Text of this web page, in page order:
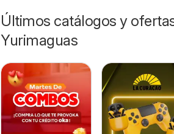
Últimos catálogos y
Yurimaguas